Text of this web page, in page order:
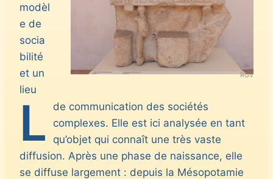
RGV
L
modèl
e de
socia
bilité
et un
lieu
de communication des sociétés
complexes. Elle est ici analysée en tant
qu’objet qui connaît une très vaste
diffusion. Après une phase de naissance, elle
se diffuse largement : depuis la Mésopotamie